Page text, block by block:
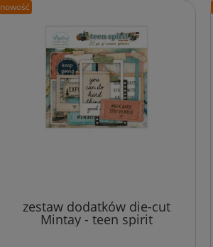
zestaw dodatków die-cut
Mintay - teen spirit
[ephemera]
nowość